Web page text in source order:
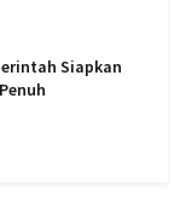
Siapkan